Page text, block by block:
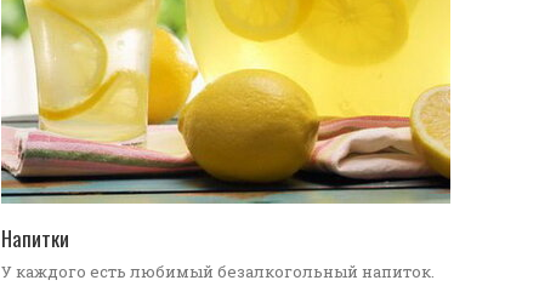
Напитки
У каждого есть любимый безалкогольный напиток.